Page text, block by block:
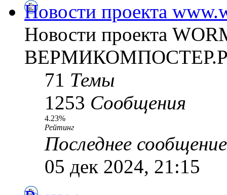
Новости проекта
Новости проекта
71 Темы
1253 Сообщения
4.23%
Рейтинг
Последнее сообщение
05 дек 2024, 21:15